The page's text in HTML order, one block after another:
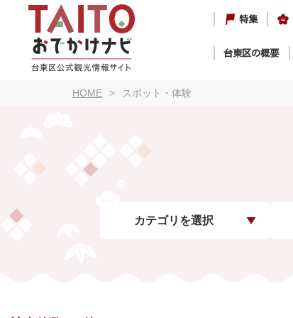
特集
台東区の概要
HOME スポット・体験
カテゴリを選択